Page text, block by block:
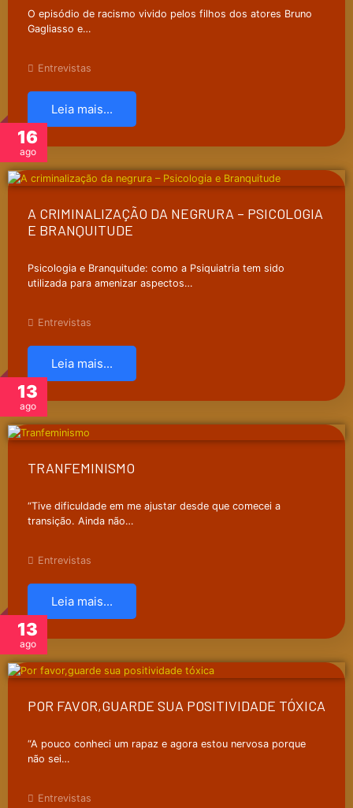
O episódio de racismo vivido pelos filhos dos atores Bruno
Gagliasso e…
Entrevistas
Leia mais...
16
ago
A CRIMINALIZAÇÃO DA NEGRURA – PSICOLOGIA
E BRANQUITUDE
Psicologia e Branquitude: como a Psiquiatria tem sido
utilizada para amenizar aspectos…
Entrevistas
Leia mais...
13
ago
TRANFEMINISMO
“Tive dificuldade em me ajustar desde que comecei a
transição. Ainda não…
Entrevistas
Leia mais...
13
ago
POR FAVOR,GUARDE SUA POSITIVIDADE TÓXICA
“A pouco conheci um rapaz e agora estou nervosa porque
não sei…
Entrevistas